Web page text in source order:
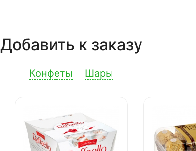
Добавить к заказу
Конфеты Шары